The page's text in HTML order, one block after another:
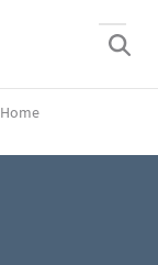
Home